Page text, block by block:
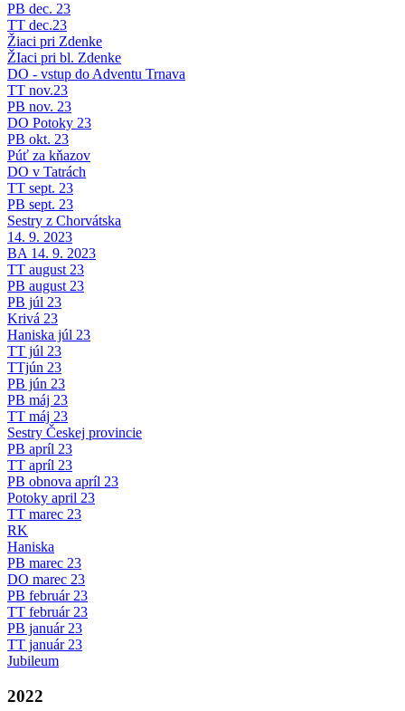
PB dec. 23
TT dec.23
Žiaci pri Zdenke
ŽIaci pri bl. Zdenke
DO - vstup do Adventu Trnava
TT nov.23
PB nov. 23
DO Potoky 23
PB okt. 23
Púť za kňazov
DO v Tatrách
TT sept. 23
PB sept. 23
Sestry z Chorvátska
14. 9. 2023
BA 14. 9. 2023
TT august 23
PB august 23
PB júl 23
Krivá 23
Haniska júl 23
TT júl 23
TTjún 23
PB jún 23
PB máj 23
TT máj 23
Sestry Českej provincie
PB apríl 23
TT apríl 23
PB obnova apríl 23
Potoky april 23
TT marec 23
RK
Haniska
PB marec 23
DO marec 23
PB február 23
TT február 23
PB január 23
TT január 23
Jubileum
2022